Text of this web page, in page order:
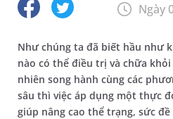
Ngày
Như chúng ta đã biết hầu như
nào có thể điều trị và chữa
nhiên song hành cùng các
sâu thì việc áp dụng một thực
giúp nâng cao thể trạng, sức